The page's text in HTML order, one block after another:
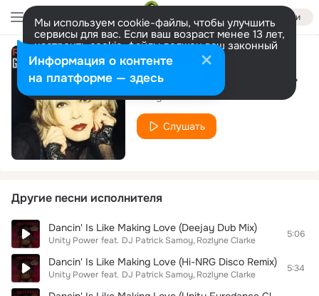
Войти
Мы используем cookie-файлы, чтобы улучшить
сервисы для вас. Если ваш возраст менее 13 лет,
настроить cookie-файлы должен ваш законный
представитель. Больше информации
Разрешить все Настроить Giving Up, Giving In (Italo Mix)
Rozlyne Clarke
Слушать
Другие песни исполнителя
Dancin' Is Like Making Love (Deejay Dub Mix)
Unity Power feat. DJ Patrick Samoy Rozlyne Clarke
5:06
Dancin' Is Like Making Love (Hi-NRG Disco Remix)
Unity Power feat. DJ Patrick Samoy Rozlyne Clarke
5:34
Информация о контенте
на платформе — здесь